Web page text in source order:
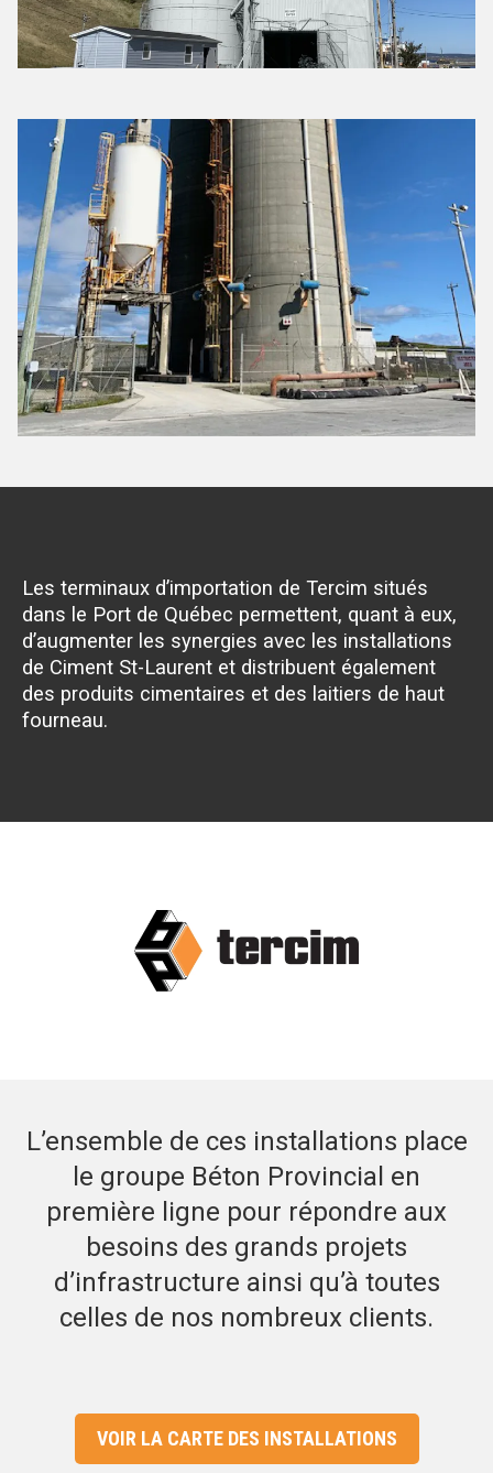
Les terminaux d’importation de Tercim situés
dans le Port de Québec permettent, quant à eux,
d’augmenter les synergies avec les installations
de Ciment St-Laurent et distribuent également
des produits cimentaires et des laitiers de haut
fourneau.
L’ensemble de ces installations place
le groupe Béton Provincial en
première ligne pour répondre aux
besoins des grands projets
d’infrastructure ainsi qu’à toutes
celles de nos nombreux clients.
VOIR LA CARTE DES INSTALLATIONS